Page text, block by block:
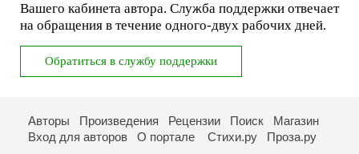
Вашего кабинета автора. Служба поддержки отвечает
на обращения в течение одного-двух рабочих дней.
Авторы Произведения Рецензии Поиск
Магазин
Вход для авторов
О портале Стихи.ру Проза.ру